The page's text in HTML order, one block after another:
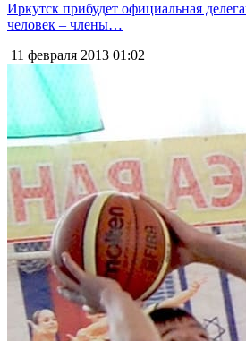
Иркутск прибудет официальная
человек – члены…
11 февраля 2013 01:02